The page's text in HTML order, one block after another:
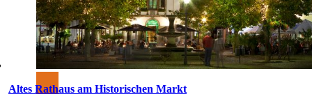
Altes Rathaus am Historischen Markt